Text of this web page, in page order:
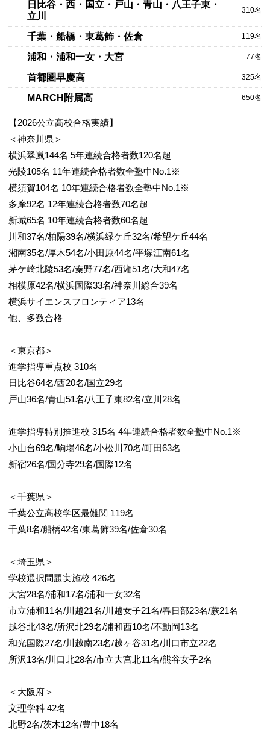
日比谷・西・国立・戸山・青山・八王子東・
立川
310名
千葉・船橋・東葛飾・佐倉 119名
浦和・浦和一女・大宮 77名
首都圏早慶高 325名
MARCH附属高 650名
【2026公立高校合格実績】
＜神奈川県＞
横浜翠嵐144名 5年連続合格者数120名超
光陵105名 11年連続合格者数全塾中No.1※
横須賀104名 10年連続合格者数全塾中No.1※
多摩92名 12年連続合格者数70名超
新城65名 10年連続合格者数60名超
川和37名/柏陽39名/横浜緑ケ丘32名/希望ケ丘44名
湘南35名/厚木54名/小田原44名/平塚江南61名
茅ケ崎北陵53名/秦野77名/西湘51名/大和47名
相模原42名/横浜国際33名/神奈川総合39名
横浜サイエンスフロンティア13名
他、多数合格
＜東京都＞
進学指導重点校 310名
日比谷64名/西20名/国立29名
戸山36名/青山51名/八王子東82名/立川28名
進学指導特別推進校 315名 4年連続合格者数全塾中No.1※
小山台69名/駒場46名/小松川70名/町田63名
新宿26名/国分寺29名/国際12名
＜千葉県＞
千葉公立高校学区最難関 119名
千葉8名/船橋42名/東葛飾39名/佐倉30名
＜埼玉県＞
学校選択問題実施校 426名
大宮28名/浦和17名/浦和一女32名
市立浦和11名/川越21名/川越女子21名/春日部23名/蕨21名
越谷北43名/所沢北29名/浦和西10名/不動岡13名
和光国際27名/川越南23名/越ヶ谷31名/川口市立22名
所沢13名/川口北28名/市立大宮北11名/熊谷女子2名
＜大阪府＞
文理学科 42名
北野2名/茨木12名/豊中18名